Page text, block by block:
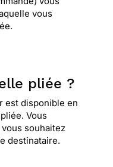
vous
pliée ?
est disponible en
Vous
souhaitez
destinataire.